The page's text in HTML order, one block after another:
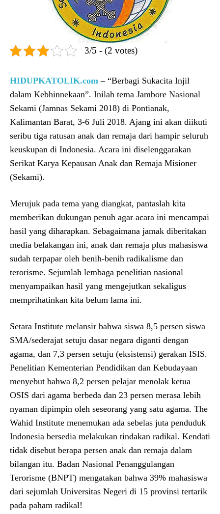
3/5 - (2 votes)
HIDUPKATOLIK.com – “Berbagi Sukacita Injil
dalam Kebhinnekaan”. Inilah tema Jambore Nasional
Sekami (Jamnas Sekami 2018) di Pontianak,
Kalimantan Barat, 3-6 Juli 2018. Ajang ini akan diikuti
seribu tiga ratusan anak dan remaja dari hampir seluruh
keuskupan di Indonesia. Acara ini diselenggarakan
Serikat Karya Kepausan Anak dan Remaja Misioner
(Sekami).
Merujuk pada tema yang diangkat, pantaslah kita
memberikan dukungan penuh agar acara ini mencampai
hasil yang diharapkan. Sebagaimana jamak diberitakan
media belakangan ini, anak dan remaja plus mahasiswa
sudah terpapar oleh benih-benih radikalisme dan
terorisme. Sejumlah lembaga penelitian nasional
menyampaikan hasil yang mengejutkan sekaligus
memprihatinkan kita belum lama ini.
Setara Institute melansir bahwa siswa 8,5 persen siswa
SMA/sederajat setuju dasar negara diganti dengan
agama, dan 7,3 persen setuju (eksistensi) gerakan ISIS.
Penelitian Kementerian Pendidikan dan Kebudayaan
menyebut bahwa 8,2 persen pelajar menolak ketua
OSIS dari agama berbeda dan 23 persen merasa lebih
nyaman dipimpin oleh seseorang yang satu agama. The
Wahid Institute menemukan ada sebelas juta penduduk
Indonesia bersedia melakukan tindakan radikal. Kendati
tidak disebut berapa persen anak dan remaja dalam
bilangan itu. Badan Nasional Penanggulangan
Terorisme (BNPT) mengatakan bahwa 39% mahasiswa
dari sejumlah Universitas Negeri di 15 provinsi tertarik
pada paham radikal!